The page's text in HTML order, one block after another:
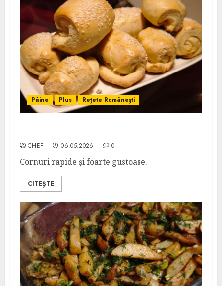
Pâine Plus Rețete Românești
CHEF 06.05.2026 0
Cornuri rapide și foarte gustoase.
CITEȘTE